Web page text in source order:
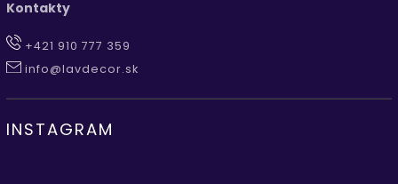
Kontakty
+421 910 777 359
info@lavdecor.sk
INSTAGRAM